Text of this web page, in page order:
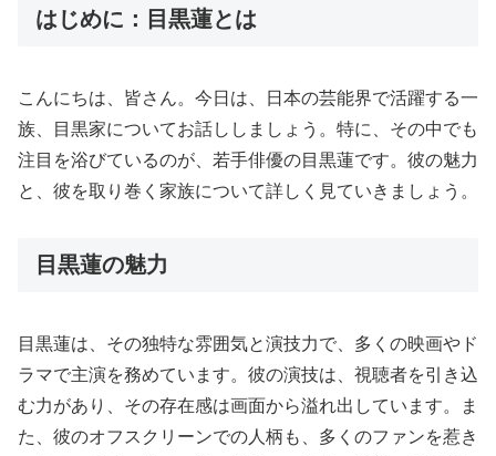
はじめに：目黒蓮とは
こんにちは、皆さん。今日は、日本の芸能界で活躍する一
族、目黒家についてお話ししましょう。特に、その中でも
注目を浴びているのが、若手俳優の目黒蓮です。彼の魅力
と、彼を取り巻く家族について詳しく見ていきましょう。
目黒蓮の魅力
目黒蓮は、その独特な雰囲気と演技力で、多くの映画やド
ラマで主演を務めています。彼の演技は、視聴者を引き込
む力があり、その存在感は画面から溢れ出しています。ま
た、彼のオフスクリーンでの人柄も、多くのファンを惹き